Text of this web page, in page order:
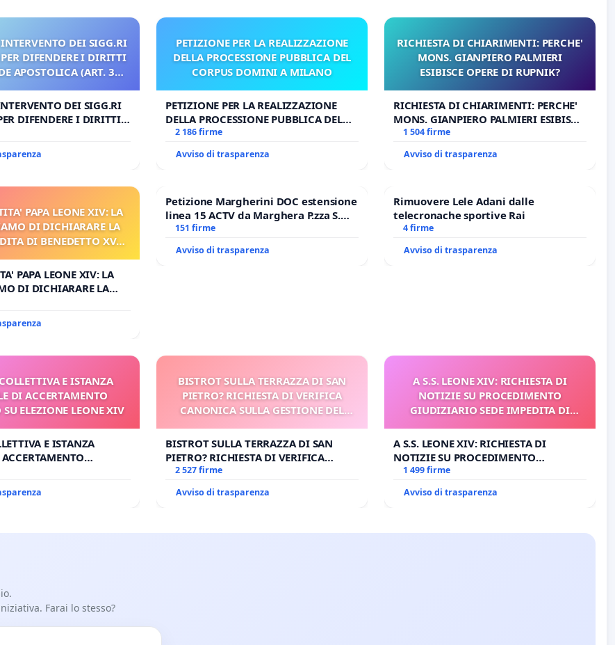
DEI SIGG.RI
DIFENDERE I DIRITTI
APOSTOLICA (ART. 3
DEI SIGG.RI
DIFENDERE I DIRITTI
(ART. 3 UDG)
PETIZIONE PER LA REALIZZAZIONE
DELLA PROCESSIONE PUBBLICA DEL
CORPUS DOMINI A MILANO
PETIZIONE PER LA REALIZZAZIONE
DELLA PROCESSIONE PUBBLICA DEL
CORPUS DOMINI A MILANO
2 186 firme
Avviso di trasparenza
RICHIESTA DI CHIARIMENTI: PERCHE'
MONS. GIANPIERO PALMIERI
ESIBISCE OPERE DI RUPNIK?
RICHIESTA DI CHIARIMENTI: PERCHE'
MONS. GIANPIERO PALMIERI ESIBISCE
OPERE DI RUPNIK?
1 504 firme
Avviso di trasparenza
PAPA LEONE XIV: LA
DI DICHIARARE LA
DI BENEDETTO XVI
PROCESSO
PAPA LEONE XIV: LA
DI DICHIARARE LA
DI BENEDETTO XVI E/O
Petizione Margherini DOC estensione
linea 15 ACTV da Marghera P.zza S.
Antonio all'aeroporto Marco Polo
151 firme
Avviso di trasparenza
Rimuovere Lele Adani dalle
telecronache sportive Rai
4 firme
Avviso di trasparenza
E ISTANZA
DI ACCERTAMENTO
ELEZIONE LEONE XIV
E ISTANZA
ELEZIONE LEONE XIV
BISTROT SULLA TERRAZZA DI SAN
PIETRO? RICHIESTA DI VERIFICA
CANONICA SULLA GESTIONE DEL
BISTROT SULLA TERRAZZA DI SAN
PIETRO? RICHIESTA DI VERIFICA
CANONICA SULLA GESTIONE DEL
2 527 firme
Avviso di trasparenza
A S.S. LEONE XIV: RICHIESTA DI
NOTIZIE SU PROCEDIMENTO
GIUDIZIARIO SEDE IMPEDITA DI
A S.S. LEONE XIV: RICHIESTA DI
NOTIZIE SU PROCEDIMENTO
GIUDIZIARIO SEDE IMPEDITA DI
1 499 firme
Avviso di trasparenza
Farai lo stesso?